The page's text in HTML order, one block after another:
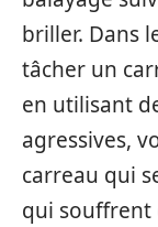
briller. Dans
tâcher un
en utilisant
agressives,
carreau qui
qui souffrent